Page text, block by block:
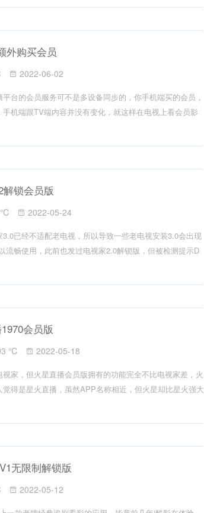
外购买会员
2022-06-02
台的会员服务可不是多设备同步的，你手机端买的会员，
机端跟TV端内容并没有变化，就这样在电视上看会员影
锁会员版
℃ 2022-05-24
已经不适配老电视，所以导致一些老电视安装3.0会出现
流畅使用，此前也发过电视家2.0解锁版，但被检测提示D
会员版
℃ 2022-05-18
家，但火星直播会员版拥有的功能完全不比电视家差，火
得是星火直播，虽然APP名称相近，但火星却比星火强大
无限制解锁版
2022-05-12